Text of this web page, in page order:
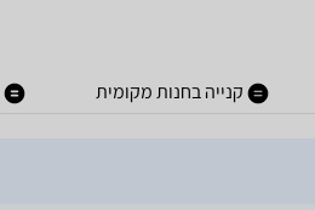
קנייה בחנות מקומית